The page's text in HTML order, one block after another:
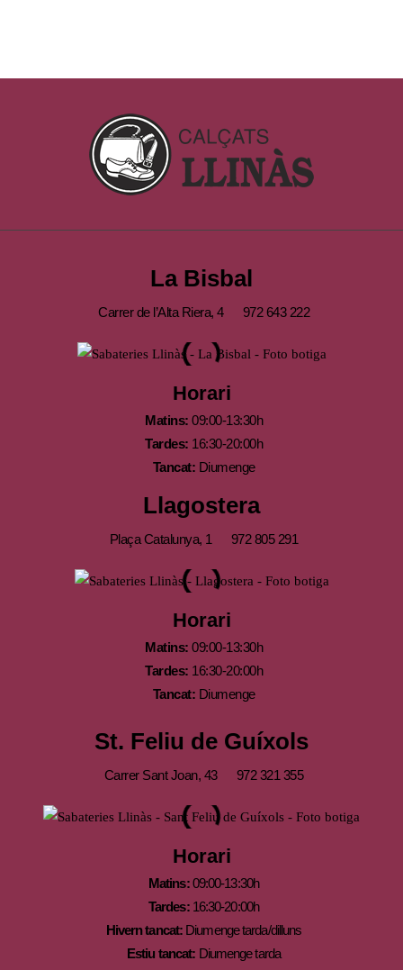
La Bisbal
Carrer de l’Alta Riera, 4 972 643 222
Horari
Matins: 09:00-13:30h
Tardes: 16:30-20:00h
Tancat: Diumenge
Llagostera
Plaça Catalunya, 1 972 805 291
Horari
Matins: 09:00-13:30h
Tardes: 16:30-20:00h
Tancat: Diumenge
St. Feliu de Guíxols
Carrer Sant Joan, 43 972 321 355
Horari
Matins:09:00-13:30h
Tardes:16:30-20:00h
Hivern tancat: Diumenge tarda/dilluns
Estiu tancat: Diumenge tarda